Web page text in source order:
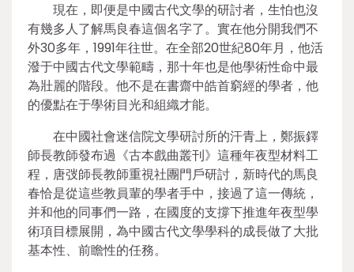
現在，即便是中國古代文學的研討者，生怕也沒
有幾多人了解馬良春這個名字了。實在他分開我們不
外30多年，1991年往世。在全部20世紀80年月，他活
潑于中國古代文學範疇，那十年也是他學術性命中最
為壯麗的階段。他不是在書齋中皓首窮經的學者，他
的優點在于學術目光和組織才能。
在中國社會迷信院文學研討所的汗青上，鄭振鐸
師長教師發布過《古本戲曲叢刊》這種年夜型材料工
程，唐弢師長教師重視社團門戶研討，新時代的馬良
春恰是從這些教員輩的學者手中，接過了這一傳統，
并和他的同事們一路，在國度的支撐下推進年夜型學
術項目標展開，為中國古代文學學科的成長做了大批
基本性、前瞻性的任務。